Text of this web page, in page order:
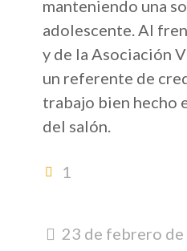
manteniendo una
adolescente. Al
y de la Asociación
un referente de
trabajo bien hecho
del salón.
1
23 de febrero